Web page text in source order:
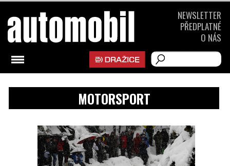
MOTORSPORT
NEWSLETTER
PŘEDPLATNÉ
O NÁS